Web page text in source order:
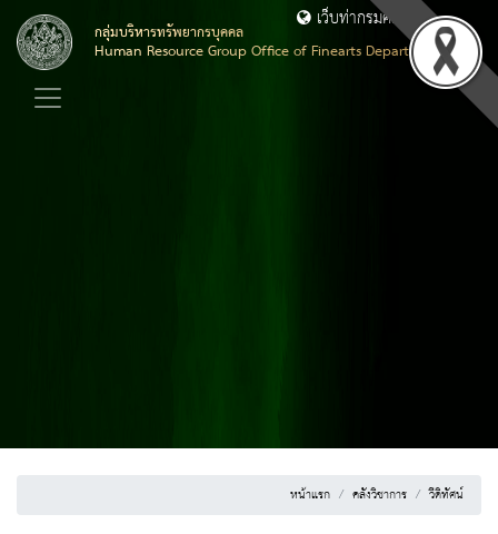
กลุ่มบริหารทรัพยากรบุคคล
Human Resource Group Office of Finearts Department
เว็บท่ากรมศิลปากร
หน้าแรก คลังวิชาการ วีดิทัศน์